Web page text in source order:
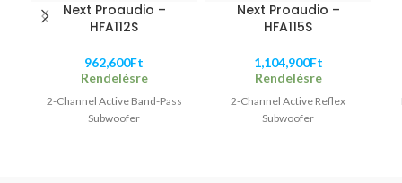
Next Proaudio –
HFA112S
962,600Ft
Rendelésre
2-Channel Active Band-Pass
Subwoofer
Next Proaudio –
HFA115S
1,104,900Ft
Rendelésre
2-Channel Active Reflex
Subwoofer